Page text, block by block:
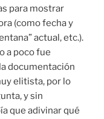
para mostrar
(como fecha y
actual, etc.).
a poco fue
documentación
elitista, por lo
y sin
que adivinar qué